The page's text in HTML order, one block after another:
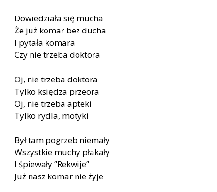
Dowiedziała się mucha
Że już komar bez ducha
I pytała komara
Czy nie trzeba doktora
Oj, nie trzeba doktora
Tylko księdza przeora
Oj, nie trzeba apteki
Tylko rydla, motyki
Był tam pogrzeb niemały
Wszystkie muchy płakały
I śpiewały ”Rekwije”
Już nasz komar nie żyje